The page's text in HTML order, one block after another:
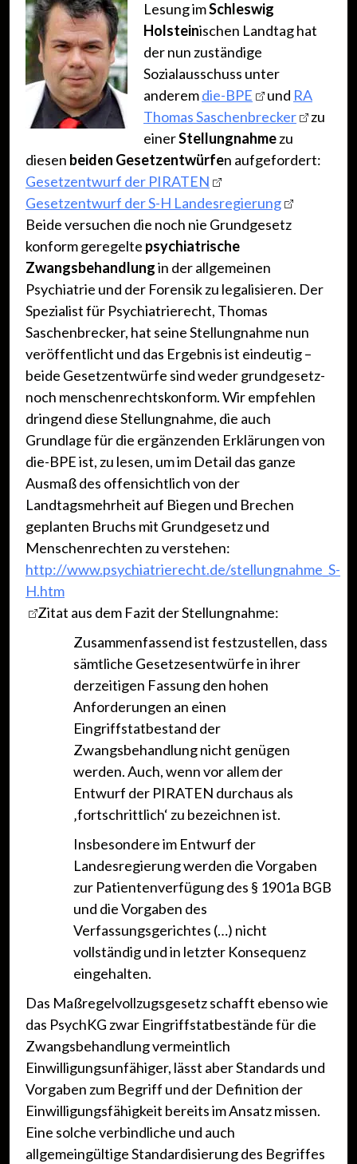
Lesung imSchleswig
Holsteinischen Landtag hat
der nun zuständige
Sozialausschuss unter
anderemdie-BPE und RA
Thomas Saschenbrecker
zu
einerStellungnahmezu
diesen beiden Gesetzentwürfen aufgefordert:
Gesetzentwurf der PIRATEN
Gesetzentwurf der S-H Landesregierung
Beide versuchen die noch nie Grundgesetz
konform geregelte psychiatrische
Zwangsbehandlungin der allgemeinen
Psychiatrie und der Forensik zu legalisieren. Der
Spezialist für Psychiatrierecht, Thomas
Saschenbrecker, hat seine Stellungnahme nun
veröffentlicht und das Ergebnis ist eindeutig –
beide Gesetzentwürfe sind weder grundgesetz-
noch menschenrechtskonform. Wir empfehlen
dringend diese Stellungnahme, die auch
Grundlage für die ergänzenden Erklärungen von
die-BPE ist, zu lesen, um im Detail das ganze
Ausmaß des offensichtlich von der
Landtagsmehrheit auf Biegen und Brechen
geplanten Bruchs mit Grundgesetz und
Menschenrechten zu verstehen:
http://www.psychiatrierecht.de/stellungnahme_S-
H.htm
Zitat aus dem Fazit der Stellungnahme:
Zusammenfassend ist festzustellen, dass
sämtliche Gesetzesentwürfe in ihrer
derzeitigen Fassung den hohen
Anforderungen an einen
Eingriffstatbestand der
Zwangsbehandlung nicht genügen
werden. Auch, wenn vor allem der
Entwurf der PIRATEN durchaus als
‚fortschrittlich‘ zu bezeichnen ist.
Insbesondere im Entwurf der
Landesregierung werden die Vorgaben
zur Patientenverfügung des § 1901a BGB
und die Vorgaben des
Verfassungsgerichtes (…) nicht
vollständig und in letzter Konsequenz
eingehalten.
Das Maßregelvollzugsgesetz schafft ebenso wie
das PsychKG zwar Eingriffstatbestände für die
Zwangsbehandlung vermeintlich
Einwilligungsunfähiger, lässt aber Standards und
Vorgaben zum Begriff und der Definition der
Einwilligungsfähigkeit bereits im Ansatz missen.
Eine solche verbindliche und auch
allgemeingültige Standardisierung des Begriffes